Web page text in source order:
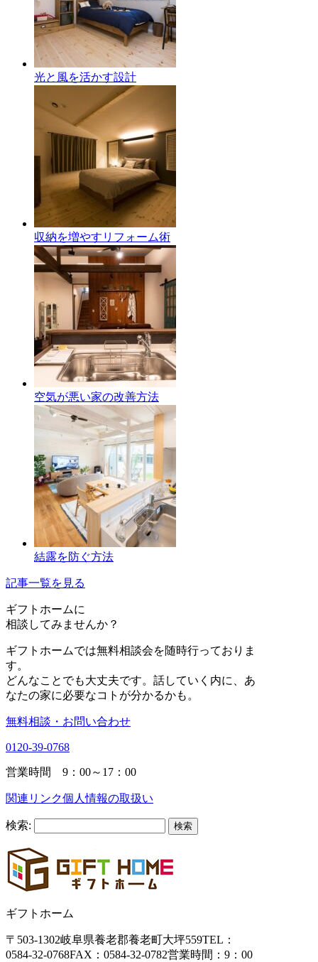
光と風を活かす設計
収納を増やすリフォーム術
空気が悪い家の改善方法
結露を防ぐ方法
記事一覧を見る
ギフトホームに
相談 してみませんか？
ギフトホームでは無料相談会を随時行っておりま
す。
どんなことでも大丈夫です。話していく内に、あ
なたの家に必要なコトが分かるかも。
無料相談・お問い合わせ
0120-39-0768
営業時間 9：00～17：00
関連リンク個人情報の取扱い
検索:
ギフトホーム
〒503-1302岐阜県養老郡養老町大坪559TEL：
0584-32-0768FAX：0584-32-0782営業時間：9：00